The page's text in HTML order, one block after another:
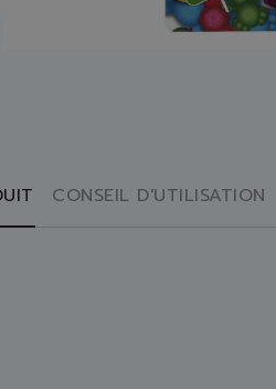
CONSEIL D'UTILISATION